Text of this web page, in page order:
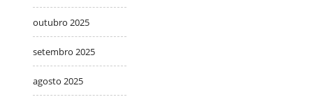
outubro 2025
setembro 2025
agosto 2025